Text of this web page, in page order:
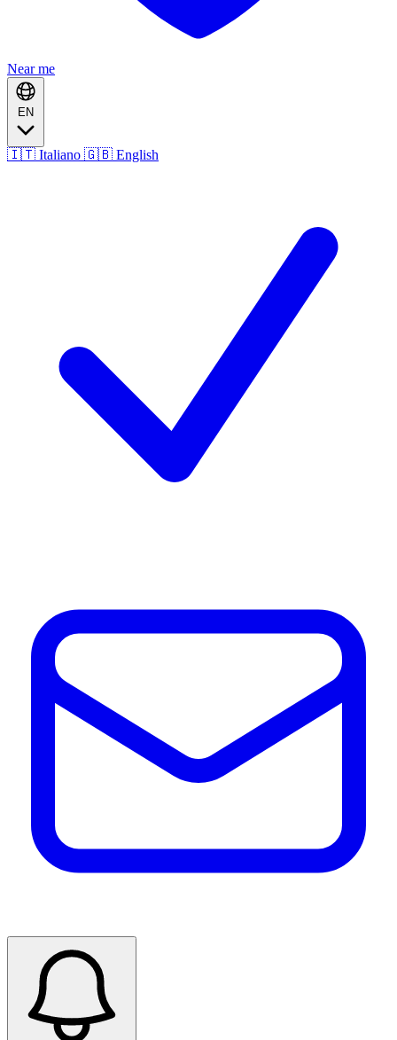
Near me
EN
🇮🇹 Italiano 🇬🇧 English